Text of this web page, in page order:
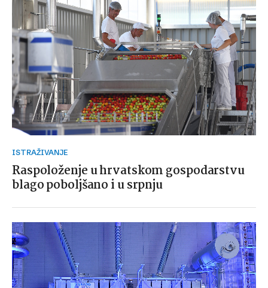
ISTRAŽIVANJE
Raspoloženje u hrvatskom gospodarstvu
blago poboljšano i u srpnju